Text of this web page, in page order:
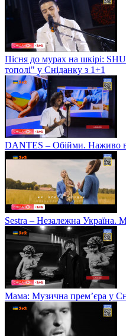
Пісня до мурах на шкірі:
тополі" у Сніданку з 1+1
DANTES – Обійми. Наживо в
Sestra – Незалежна Україна.
Мама: Музична прем’єра у